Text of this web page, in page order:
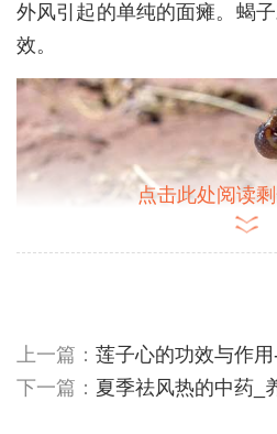
外风引起的单纯的面瘫。蝎
效。
点击此处阅读
上一篇： 莲子心的功效与作
下一篇： 夏季祛风热的中药_